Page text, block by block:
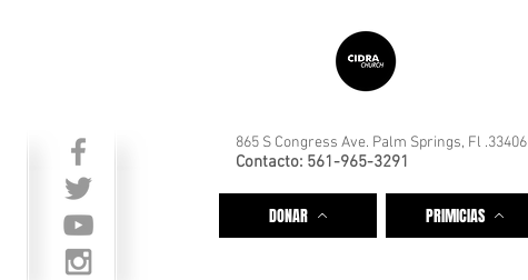
865 S Congress Ave. Palm Springs, Fl .33406
Contacto: 561-965-3291
DONAR PRIMICIAS